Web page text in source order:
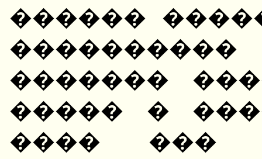
������
�������
����� �
���� ���